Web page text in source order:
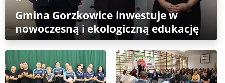
Gmina Gorzkowice inwestuje w
nowoczesną i ekologiczną edukację